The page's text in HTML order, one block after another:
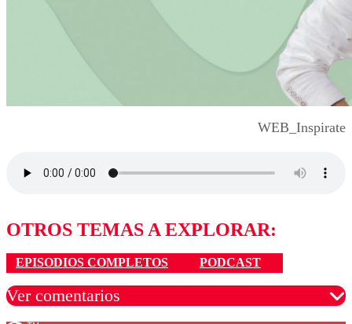
WEB_Inspirate
OTROS TEMAS A EXPLORAR:
EPISODIOS COMPLETOS PODCAST
Ver comentarios